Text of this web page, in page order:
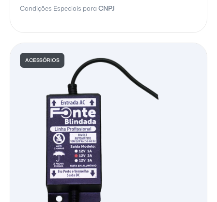
Condições Especiais para CNPJ
ACESSÓRIOS